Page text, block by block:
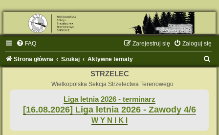
FAQ Zaloguj się
Zarejestruj się
Strona główna Szukaj Aktywne tematy
STRZELEC
Wielkopolska Sekcja Strzelectwa Terenowego
Liga letnia 2026 - terminarz
[16.08.2026] Liga letnia 2026 - Zawody 4/6
W Y N I K I